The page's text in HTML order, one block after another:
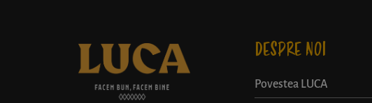
DESPRE NOI
Povestea LUCA